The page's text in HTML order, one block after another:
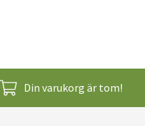
Din varukorg är tom!